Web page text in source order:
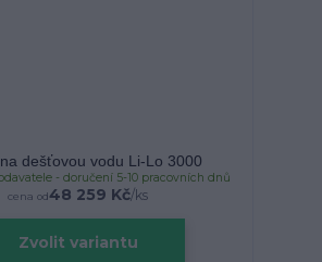
dešťovou vodu Li-Lo 3000
cena od48 259 Kč/ks
- doručení 5-10 pracovních dnů
Zvolit variantu